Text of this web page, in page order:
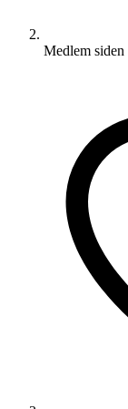
Medlem siden